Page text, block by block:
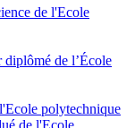
de l'Ecole
de l’École
polytechnique
de l'Ecole